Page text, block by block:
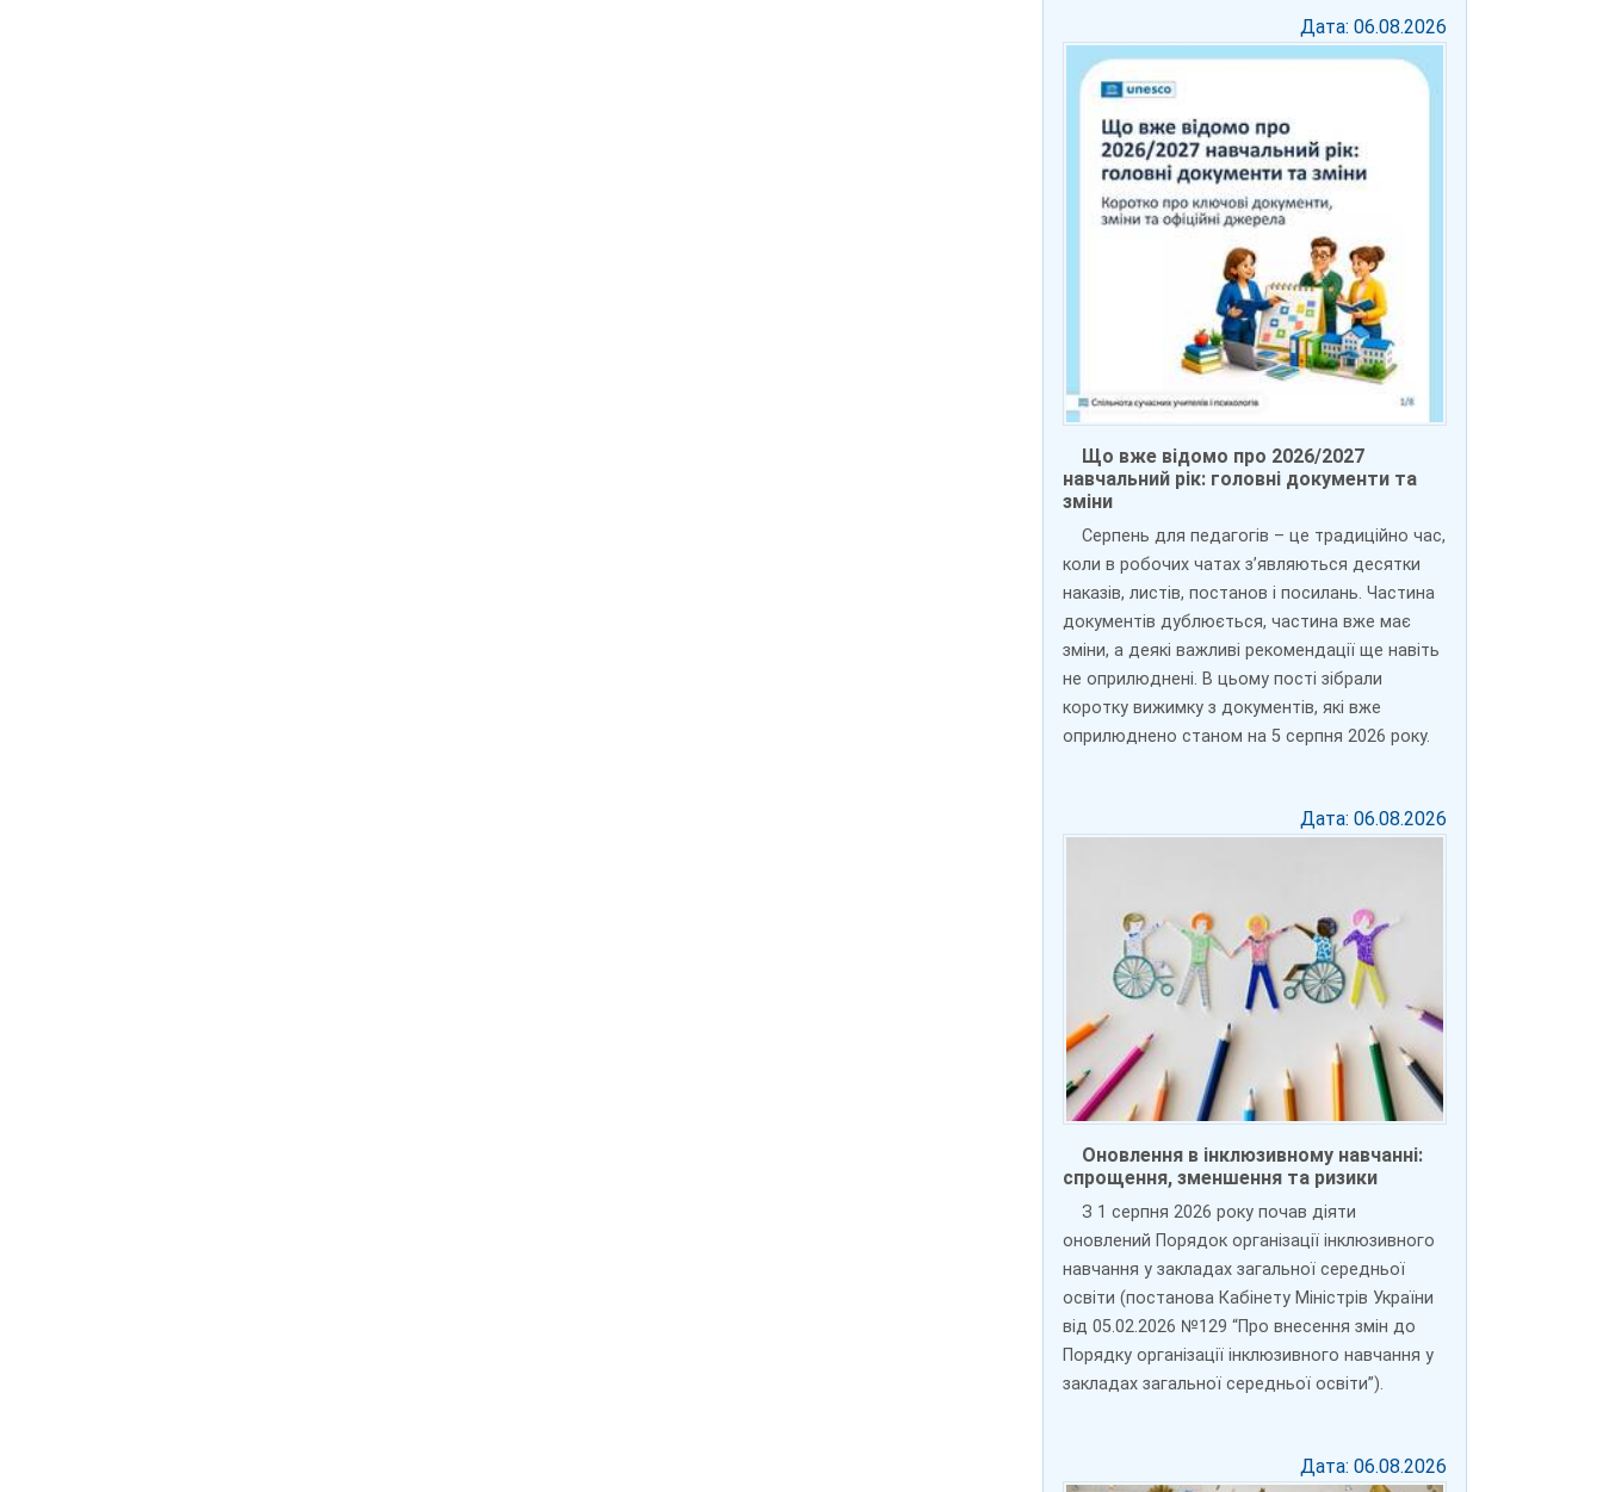
Дата: 06.08.2026
Що вже відомо про 2026/2027
навчальний рік: головні документи та
зміни
Серпень для педагогів – це традиційно час,
коли в робочих чатах з’являються десятки
наказів, листів, постанов і посилань. Частина
документів дублюється, частина вже має
зміни, а деякі важливі рекомендації ще навіть
не оприлюднені. В цьому пості зібрали
коротку вижимку з документів, які вже
оприлюднено станом на 5 серпня 2026 року.
Дата: 06.08.2026
Оновлення в інклюзивному навчанні:
спрощення, зменшення та ризики
З 1 серпня 2026 року почав діяти
оновлений Порядок організації інклюзивного
навчання у закладах загальної середньої
освіти (постанова Кабінету Міністрів України
від 05.02.2026 №129 “Про внесення змін до
Порядку організації інклюзивного навчання у
закладах загальної середньої освіти”).
Дата: 06.08.2026